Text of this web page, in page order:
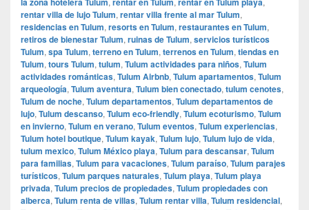
rentar villa de lujo Tulum, rentar villa frente al mar Tulum,
residencias en Tulum, resorts en Tulum, restaurantes en Tulum,
retiros de bienestar Tulum, ruinas de Tulum, servicios turísticos
Tulum, spa Tulum, terreno en Tulum, terrenos en Tulum, tiendas en
Tulum, tours Tulum, tulum, Tulum actividades para niños, Tulum
actividades románticas, Tulum Airbnb, Tulum apartamentos, Tulum
arqueología, Tulum aventura, Tulum bien conectado, tulum cenotes,
Tulum de noche, Tulum departamentos, Tulum departamentos de
lujo, Tulum descanso, Tulum eco-friendly, Tulum ecoturismo, Tulum
en invierno, Tulum en verano, Tulum eventos, Tulum experiencias,
Tulum hotel boutique, Tulum kayak, Tulum lujo, Tulum lujo de vida,
tulum mexico, Tulum México playa, Tulum para descansar, Tulum
para familias, Tulum para vacaciones, Tulum paraíso, Tulum parajes
turísticos, Tulum parques naturales, Tulum playa, Tulum playa
privada, Tulum precios de propiedades, Tulum propiedades con
alberca, Tulum renta de villas, Tulum rentar villa, Tulum residencial,